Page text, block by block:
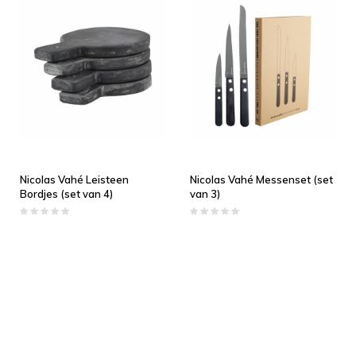
Nicolas Vahé Leisteen
Bordjes (set van 4)
Nicolas Vahé Messenset (set
van 3)